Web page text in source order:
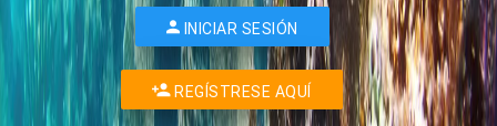
INICIAR SESIÓN
REGÍSTRESE AQUÍ